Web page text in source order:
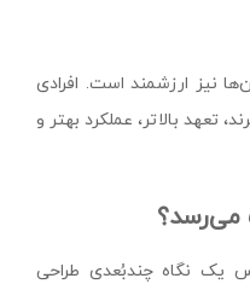
نیز ارزشمند است. افرادی
تعهد بالاتر، عملکرد بهتر و
می‌رسد؟
یک نگاه چندبُعدی طراحی